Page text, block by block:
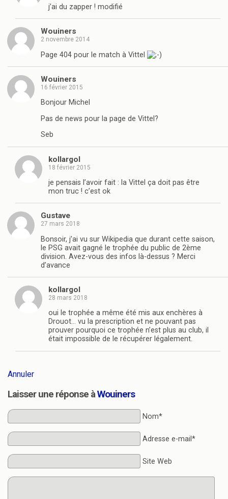
j’ai du zapper ! modifié
Wouiners
2 novembre 2014
Page 404 pour le match à Vittel
Wouiners
16 février 2015
Bonjour Michel
Pas de news pour la page de Vittel?
Seb
kollargol
18 février 2015
je pensais l’avoir fait : la Vittel ça doit pas être
mon truc ! c’est ok
Gustave
27 mars 2018
Bonsoir, j’ai vu sur Wikipedia que durant cette saison,
le PSG avait gagné le trophée du public de 2ème
division. Avez-vous des infos là-dessus ? Merci
d’avance
kollargol
28 mars 2018
oui le trophée a même été mis aux enchères à
Drouot… vu la prescription et ne pouvant pas
prouver pourquoi ce trophée n’est plus au club, il
était impossible de le récupérer légalement.
Annuler
Laisser une réponse àWouiners
Nom*
Adresse e-mail*
Site Web